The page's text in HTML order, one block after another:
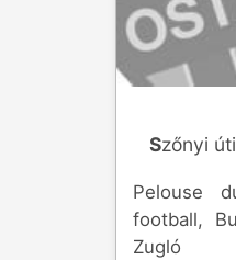
Szőnyi
Pelouse
football,
Zugló